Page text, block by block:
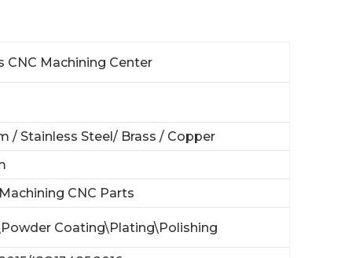
CNC Machining Center
/ Stainless Steel/ Brass / Copper
CNC Parts
Coating\Plating\Polishing